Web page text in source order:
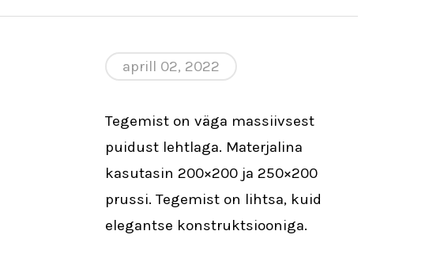
aprill 02, 2022
Tegemist on väga massiivsest
puidust lehtlaga. Materjalina
kasutasin 200×200 ja 250×200
prussi. Tegemist on lihtsa, kuid
elegantse konstruktsiooniga.